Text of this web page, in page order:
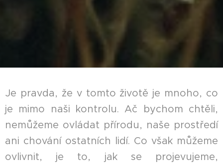
Je pravda, že v tomto životě je mnoho, co
je mimo naši kontrolu. Ač bychom chtěli,
nemůžeme ovládat přírodu, naše prostředí
ani chování ostatních lidí. Co však můžeme
ovlivnit, je to, jak se projevujeme,